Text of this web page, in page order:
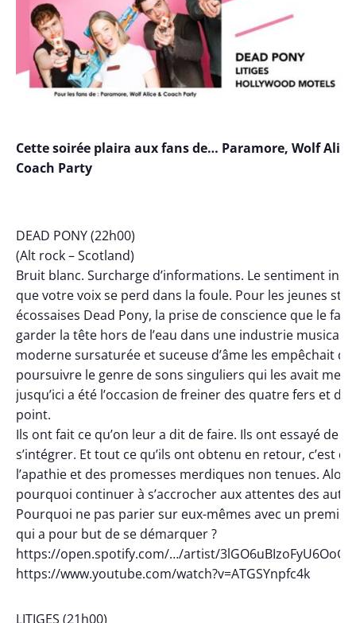
Cette soirée plaira aux fans de… Paramore, Wolf
Coach Party
DEAD PONY (22h00)
(Alt rock – Scotland)
Bruit blanc. Surcharge d’informations. Le sentiment
que votre voix se perd dans la foule. Pour les jeunes
écossaises Dead Pony, la prise de conscience que le fait
garder la tête hors de l’eau dans une industrie musicale
moderne sursaturée et suceuse d’âme les empêchait de
poursuivre le genre de sons singuliers qui les avait
jusqu’ici a été l’occasion de freiner des quatre fers et de
point.
Ils ont fait ce qu’on leur a dit de faire. Ils ont essayé de
s’intégrer. Et tout ce qu’ils ont obtenu en retour, c’est de
l’apathie et des promesses merdiques non tenues. Alors,
pourquoi continuer à s’accrocher aux attentes des
Pourquoi ne pas parier sur eux-mêmes avec un
qui a pour but de se démarquer ?
https://open.spotify.com/…/artist/
https://www.youtube.com/watch?v=ATGSYnpfc4k
LITIGES (21h00)